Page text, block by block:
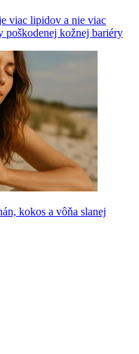
viac lipidov a nie viac
poškodenej kožnej bariéry
kokos a vôňa slanej